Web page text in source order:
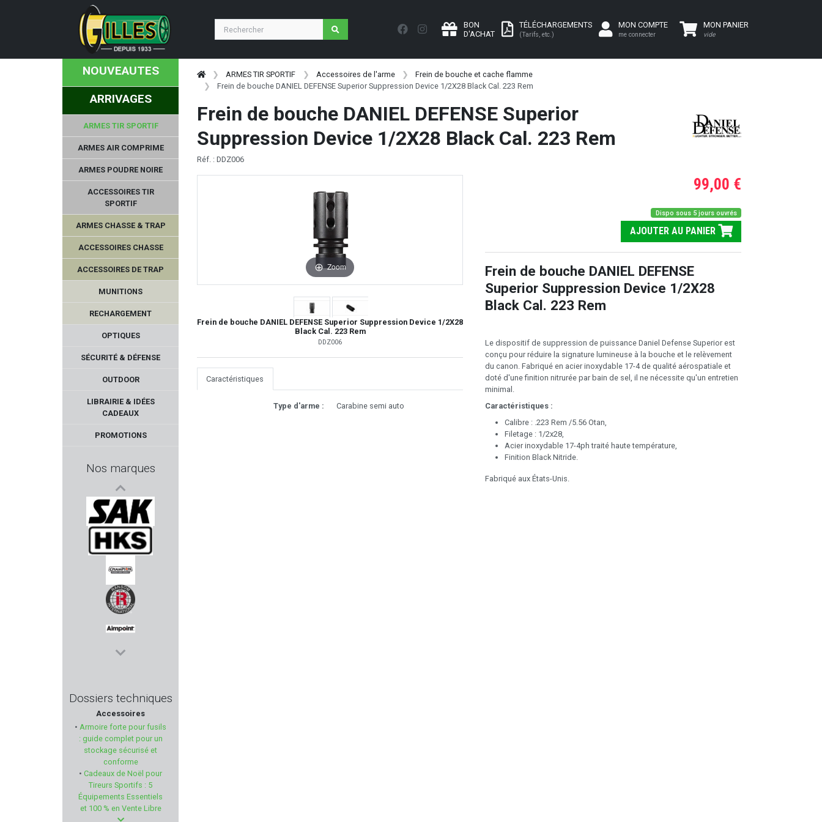
BON
D'ACHAT
TÉLÉCHARGEMENTS
(Tarifs, etc.)
MON COMPTE
me connecter
MON PANIER
vide
NOUVEAUTES
ARRIVAGES
ARMES TIR SPORTIF
ARMES AIR COMPRIME
ARMES POUDRE NOIRE
ACCESSOIRES TIR
SPORTIF
ARMES CHASSE & TRAP
ACCESSOIRES CHASSE
ACCESSOIRES DE TRAP
MUNITIONS
RECHARGEMENT
OPTIQUES
SÉCURITÉ & DÉFENSE
OUTDOOR
LIBRAIRIE & IDÉES
CADEAUX
PROMOTIONS
Nos marques
ELLESS
SAK
HKS
CHAMPION WORLD
RANSOM INTERNATIONAL
AIMPOINT
RELOAD SWISS
DPM SYSTEMS
ANSCHÜTZ
BAVARIAN TACTICAL SYSTEM
Dossiers techniques
Accessoires
• Armoire forte pour fusils
: guide complet pour un
stockage sécurisé et
conforme
• Cadeaux de Noël pour
Tireurs Sportifs : 5
Équipements Essentiels
et 100 % en Vente Libre
ARMES TIR SPORTIF Accessoires de l'arme
Frein de bouche et cache flamme
Frein de bouche DANIEL DEFENSE Superior Suppression Device 1/2X28 Black Cal. 223 Rem
Frein de bouche DANIEL DEFENSE Superior
Suppression Device 1/2X28 Black Cal. 223 Rem
Réf. : DDZ006
Zoom
Frein de bouche DANIEL DEFENSE Superior Suppression Device 1/2X28
Black Cal. 223 Rem
DDZ006
Caractéristiques
Type d'arme : Carabine semi auto
99,00 €
Dispo sous 5 jours ouvrés
AJOUTER AU PANIER
Frein de bouche DANIEL DEFENSE
Superior Suppression Device 1/2X28
Black Cal. 223 Rem
Le dispositif de suppression de puissance Daniel Defense Superior est
conçu pour réduire la signature lumineuse à la bouche et le relèvement
du canon. Fabriqué en acier inoxydable 17-4 de qualité aérospatiale et
doté d'une finition nitrurée par bain de sel, il ne nécessite qu'un entretien
minimal.
Caractéristiques :
Calibre : .223 Rem /5.56 Otan,
Filetage : 1/2x28,
Acier inoxydable 17-4ph traité haute température,
Finition Black Nitride.
Fabriqué aux États-Unis.